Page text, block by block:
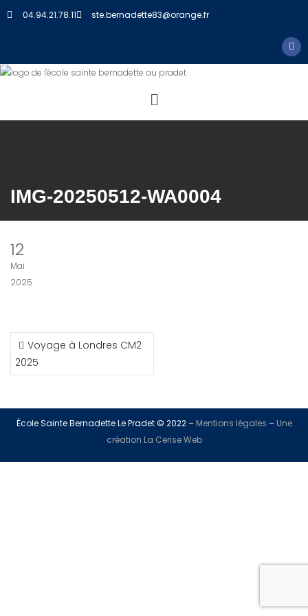
04.94.21.78.11 ste.bernadette83@orange.fr
IMG-20250512-WA0004
12
Mai
2025
Voyage à Londres CM2
2025
École Sainte Bernadette Le Pradet © 2022 –Mentions légales –Une
création La Cerise Web